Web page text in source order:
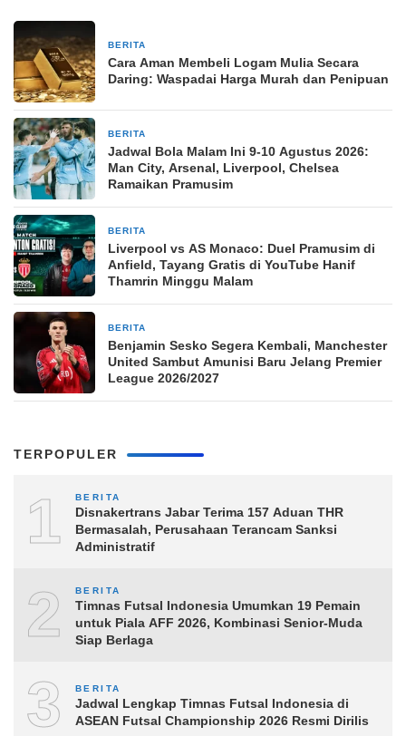
BERITA
Cara Aman Membeli Logam Mulia Secara
Daring: Waspadai Harga Murah dan Penipuan
BERITA
Jadwal Bola Malam Ini 9-10 Agustus 2026:
Man City, Arsenal, Liverpool, Chelsea
Ramaikan Pramusim
BERITA
Liverpool vs AS Monaco: Duel Pramusim di
Anfield, Tayang Gratis di YouTube Hanif
Thamrin Minggu Malam
BERITA
Benjamin Sesko Segera Kembali, Manchester
United Sambut Amunisi Baru Jelang Premier
League 2026/2027
TERPOPULER
1 BERITA
Disnakertrans Jabar Terima 157 Aduan THR
Bermasalah, Perusahaan Terancam Sanksi
Administratif
2 BERITA
Timnas Futsal Indonesia Umumkan 19 Pemain
untuk Piala AFF 2026, Kombinasi Senior-Muda
Siap Berlaga
3 BERITA
Jadwal Lengkap Timnas Futsal Indonesia di
ASEAN Futsal Championship 2026 Resmi Dirilis